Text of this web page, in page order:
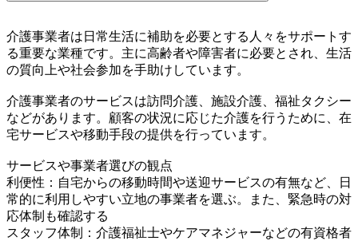
介護事業者は日常生活に補助を必要とする人々をサポートす
る重要な業種です。主に高齢者や障害者に必要とされ、生活
の質向上や社会参加を手助けしています。
介護事業者のサービスは訪問介護、施設介護、福祉タクシー
などがあります。顧客の状況に応じた介護を行うために、在
宅サービスや移動手段の提供を行っています。
サービスや事業者選びの観点
利便性：自宅からの移動時間や送迎サービスの有無など、日
常的に利用しやすい立地の事業者を選ぶ。また、緊急時の対
応体制も確認する
スタッフ体制：介護福祉士やケアマネジャーなどの有資格者